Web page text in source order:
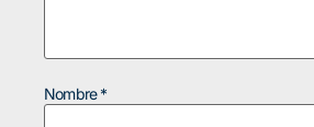
Nombre*